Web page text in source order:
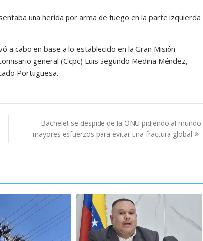
una herida por arma de fuego en la parte izquierda
cabo en base a lo establecido en la Gran Misión
general (Cicpc) Luis Segundo Medina Méndez,
Portuguesa.
Bachelet se despide de la ONU pidiendo al mundo
mayores esfuerzos para evitar una fractura global